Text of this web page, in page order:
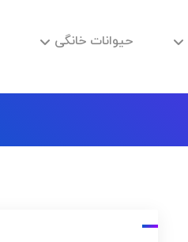
حیوانات خانگی